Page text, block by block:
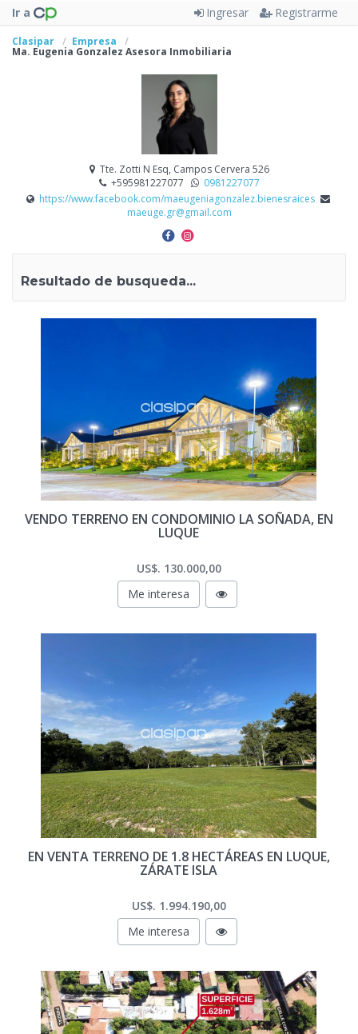
Ir a Ingresar Registrarme
Clasipar Empresa
Ma. Eugenia Gonzalez Asesora Inmobiliaria
Tte. Zotti N Esq, Campos Cervera 526
+595981227077
0981227077
https://www.facebook.com/maeugeniagonzalez.bienesraices
maeuge.gr@gmail.com
Resultado de busqueda...
VENDO TERRENO EN CONDOMINIO LA SOÑADA, EN
LUQUE
US$. 130.000,00
Me interesa
EN VENTA TERRENO DE 1.8 HECTÁREAS EN LUQUE,
ZÁRATE ISLA
US$. 1.994.190,00
Me interesa